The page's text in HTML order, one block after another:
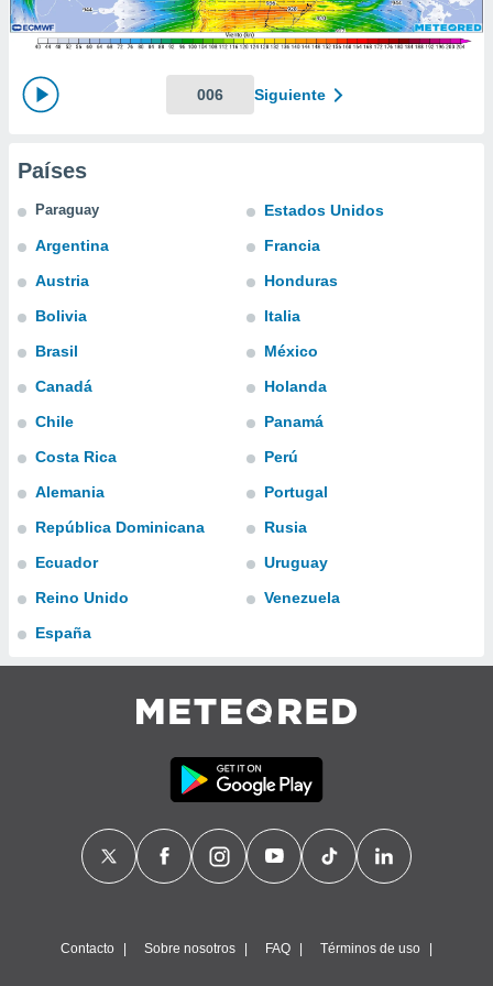
seguir
coste.
botón
a la
todas
ya sean
y análisis
en
perfil
y
nuestra
cookies
CONFIGURACIÓN
006 Siguiente
Países
Paraguay
Argentina
Austria
Bolivia
Brasil
Canadá
Chile
Costa Rica
Alemania
República Dominicana
Ecuador
Reino Unido
España
Estados Unidos
Francia
Honduras
Italia
México
Holanda
Panamá
Perú
Portugal
Rusia
Uruguay
Venezuela
Contacto Sobre nosotros FAQ Términos de uso